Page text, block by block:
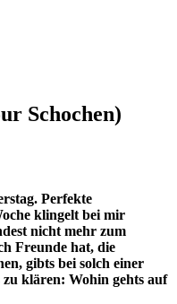
Schochen)
Perfekte
klingelt bei mir
nicht mehr zum
Freunde hat, die
gibts bei solch einer
klären: Wohin gehts auf